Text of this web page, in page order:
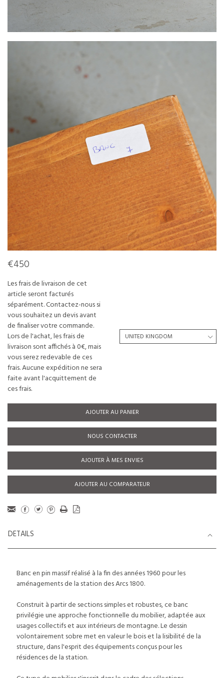
€450
Les frais de livraison de cet
article seront facturés
séparément. Contactez-nous si
vous souhaitez un devis avant
de finaliser votre commande.
Lors de l'achat, les frais de
livraison sont affichés à 0€, mais
vous serez redevable de ces
frais. Aucune expédition ne sera
faite avant l'acquittement de
ces frais.
AJOUTER AU PANIER
NOUS CONTACTER
AJOUTER À MES ENVIES
AJOUTER AU COMPARATEUR
DETAILS
Banc en pin massif réalisé à la fin des années 1960 pour les
aménagements de la station des Arcs 1800.
Construit à partir de sections simples et robustes, ce banc
privilégie une approche fonctionnelle du mobilier, adaptée aux
usages collectifs et aux intérieurs de montagne. Le dessin
volontairement sobre met en valeur le bois et la lisibilité de la
structure, dans l'esprit des équipements conçus pour les
résidences de la station.